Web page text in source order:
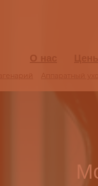
О нас
О нас
Аппаратный
Аппаратный